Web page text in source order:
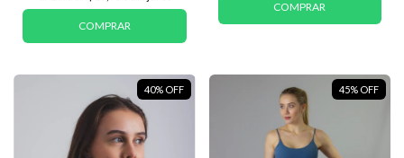
COMPRAR
COMPRAR
40% OFF 45% OFF